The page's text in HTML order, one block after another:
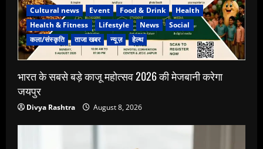
Cultural news Event Food & Drink
Health
Health & Fitness
Lifestyle News
Social
कला/संस्कृति
ताजा खबर न्यूज़ हेल्थ
भारत के सबसे बड़े काजू महोत्सव 2026 की मेजबानी करेगा
जयपुर
Divya Rashtra August 8, 2026